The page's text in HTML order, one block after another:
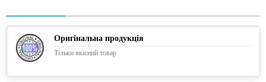
Оригінальна продукція
Тільки якісний товар